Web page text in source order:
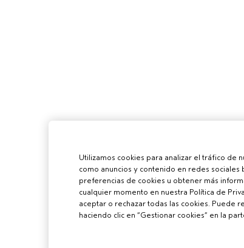
Utilizamos cookies para analizar el tráfico de
como anuncios y contenido en redes
preferencias de cookies u obtener más
cualquier momento en nuestra Política de
aceptar o rechazar todas las cookies. Puede
haciendo clic en “Gestionar cookies” en la